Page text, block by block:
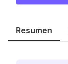
Resumen